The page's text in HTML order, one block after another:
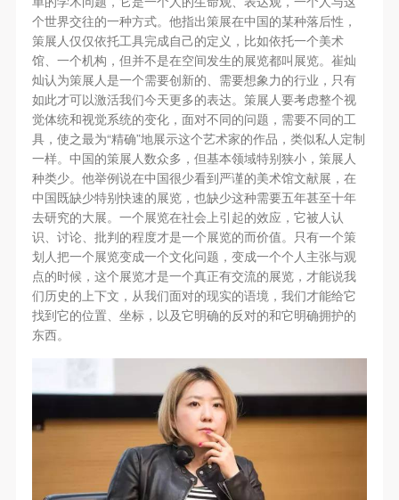
个世界交往的一种方式。他指出策展在中国的某种落后性，
策展人仅仅依托工具完成自己的定义，比如依托一个美术
馆、一个机构，但并不是在空间发生的展览都叫展览。崔灿
灿认为策展人是一个需要创新的、需要想象力的行业，只有
如此才可以激活我们今天更多的表达。策展人要考虑整个视
觉体统和视觉系统的变化，面对不同的问题，需要不同的工
具，使之最为“精确”地展示这个艺术家的作品，类似私人定制
一样。中国的策展人数众多，但基本领域特别狭小，策展人
种类少。他举例说在中国很少看到严谨的美术馆文献展，在
中国既缺少特别快速的展览，也缺少这种需要五年甚至十年
去研究的大展。一个展览在社会上引起的效应，它被人认
识、讨论、批判的程度才是一个展览的而价值。只有一个策
划人把一个展览变成一个文化问题，变成一个个人主张与观
点的时候，这个展览才是一个真正有交流的展览，才能说我
们历史的上下文，从我们面对的现实的语境，我们才能给它
找到它的位置、坐标，以及它明确的反对的和它明确拥护的
东西。
与者因个人原因在使用相应绘画工具、创作材料及配
套设备、设施造成个人受伤、伤害他人及造成相应工
具、材料、设备或设施的故障或损坏。参与活动者应
当承当相应的全部责任，并主动赔偿相应的经济损
失。活动中任何非事故当事人及美术馆将不承担人身
事故的任何责任。
中央美术学院美术馆肖像权许可使用协议
根据《中华人民共和国广告法》、《中华人民共和国
民法通则》以及 最高人民法院关于贯彻执行 《中华
人民共和国民法通则》若干问题的意见（试行）>的
有关规定，为明确肖像许可方（甲方）和使用方（乙
方）的权利义务关系，经双方友好协商，甲乙双方就
带有甲方肖像的作品的使用达成如下一致协议：
一、 一般约定
（1）、甲方为本协议中的肖像权人，自愿将自己的
肖像权许可乙方作符合本协议约定和法律规定的用
（2）、乙方中央美术学院美术馆是一所具有标志
性、专业性、国际化的现代公共美术馆。中央美术学
院美术馆与时代同行，努力塑造一个开放、自由、学
与者因个人原因在使用相应绘画工具、创作材料及配
套设备、设施造成个人受伤、伤害他人及造成相应工
具、材料、设备或设施的故障或损坏。参与活动者应
当承当相应的全部责任，并主动赔偿相应的经济损
失。活动中任何非事故当事人及美术馆将不承担人身
事故的任何责任。
中央美术学院美术馆肖像权许可使用协议
根据《中华人民共和国广告法》、《中华人民共和国
民法通则》以及 最高人民法院关于贯彻执行 《中华
人民共和国民法通则》若干问题的意见（试行）>的
有关规定，为明确肖像许可方（甲方）和使用方（乙
方）的权利义务关系，经双方友好协商，甲乙双方就
带有甲方肖像的作品的使用达成如下一致协议：
一、 一般约定
（1）、甲方为本协议中的肖像权人，自愿将自己的
肖像权许可乙方作符合本协议约定和法律规定的用
（2）、乙方中央美术学院美术馆是一所具有标志
性、专业性、国际化的现代公共美术馆。中央美术学
院美术馆与时代同行，努力塑造一个开放、自由、学
与者因个人原因在使用相应绘画工具、创作材料及配
套设备、设施造成个人受伤、伤害他人及造成相应工
具、材料、设备或设施的故障或损坏。参与活动者应
当承当相应的全部责任，并主动赔偿相应的经济损
失。活动中任何非事故当事人及美术馆将不承担人身
事故的任何责任。
中央美术学院美术馆肖像权许可使用协议
根据《中华人民共和国广告法》、《中华人民共和国
民法通则》以及 最高人民法院关于贯彻执行 《中华
人民共和国民法通则》若干问题的意见（试行）>的
有关规定，为明确肖像许可方（甲方）和使用方（乙
方）的权利义务关系，经双方友好协商，甲乙双方就
带有甲方肖像的作品的使用达成如下一致协议：
一、 一般约定
（1）、甲方为本协议中的肖像权人，自愿将自己的
肖像权许可乙方作符合本协议约定和法律规定的用
（2）、乙方中央美术学院美术馆是一所具有标志
性、专业性、国际化的现代公共美术馆。中央美术学
院美术馆与时代同行，努力塑造一个开放、自由、学